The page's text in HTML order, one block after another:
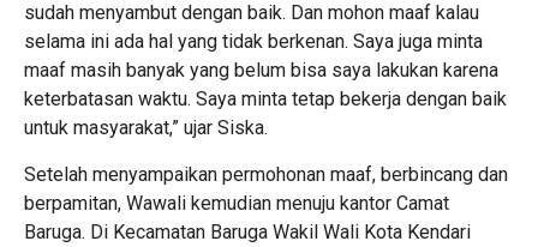
sudah menyambut dengan baik. Dan mohon maaf kalau
selama ini ada hal yang tidak berkenan. Saya juga minta
maaf masih banyak yang belum bisa saya lakukan karena
keterbatasan waktu. Saya minta tetap bekerja dengan baik
untuk masyarakat,” ujar Siska.
Setelah menyampaikan permohonan maaf, berbincang dan
berpamitan, Wawali kemudian menuju kantor Camat
Baruga. Di Kecamatan Baruga Wakil Wali Kota Kendari